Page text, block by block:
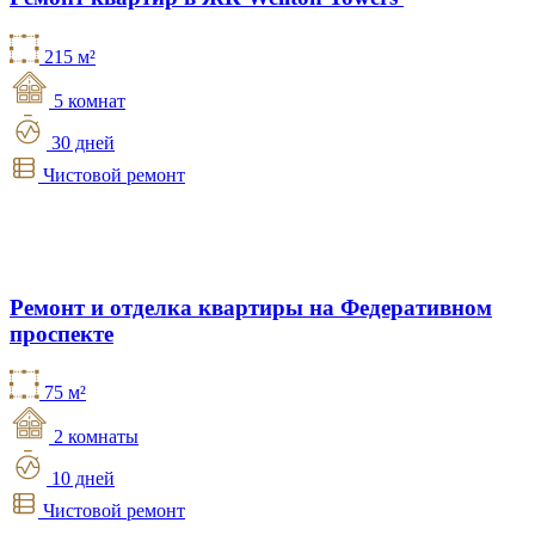
215 м²
5 комнат
30 дней
Чистовой ремонт
Ремонт и отделка квартиры на Федеративном
проспекте
75 м²
2 комнаты
10 дней
Чистовой ремонт